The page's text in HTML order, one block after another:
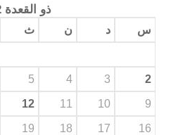
ذو القعدة 1442
س د ن ث
2
3
4
5
9
10
11
12
16
17
18
19